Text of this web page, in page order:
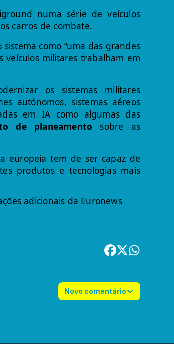
numa série de veículos
carros de combate.
como “uma das grandes
veículos militares trabalham em
os sistemas militares
autónomos, sistemas aéreos
em IA como algumas das
de planeamento sobre as
europeia tem de ser capaz de
produtos e tecnologias mais
adicionais da Euronews
Novo comentário